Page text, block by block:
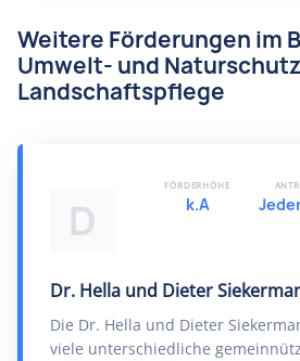
Weitere Förderungen im
Umwelt- und
Landschaftspflege
D
Dr. Hella und Dieter
Die Dr. Hella und Dieter
viele unterschiedliche
FÖRDERHÖHE
k.A